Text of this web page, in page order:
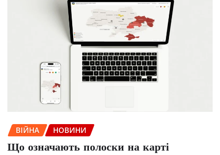
ВІЙНА НОВИНИ
Що означають полоски на карті